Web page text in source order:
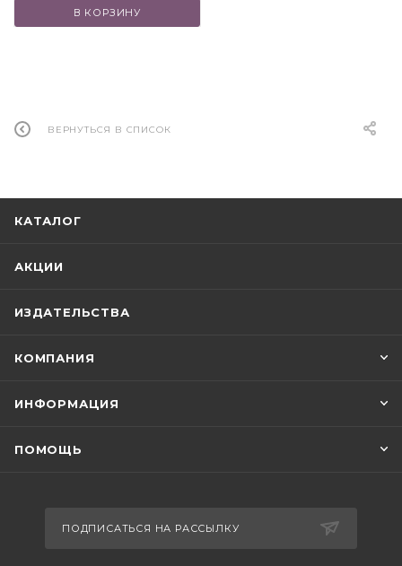
В КОРЗИНУ
ВЕРНУТЬСЯ В СПИСОК
КАТАЛОГ
АКЦИИ
ИЗДАТЕЛЬСТВА
КОМПАНИЯ
ИНФОРМАЦИЯ
ПОМОЩЬ
ПОДПИСАТЬСЯ НА РАССЫЛКУ